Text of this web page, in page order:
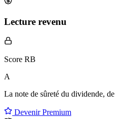
Lecture revenu
Score RB
A
La note de sûreté du dividende, de
Devenir Premium